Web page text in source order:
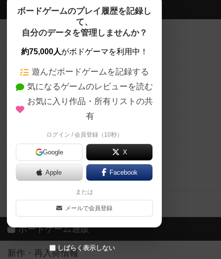
ボードゲームのプレイ履歴を記録し
て、
自分のデータを管理しませんか？
約75,000人がボドゲーマを利用中！
遊んだボードゲームを記録する
気になるゲームのレビューを読む
お気に入り作品・所有リストの共
有
ログイン / 会員登録（10秒）
Google X
Apple Facebook
または
メールで会員登録
しばらく表示しない
ボドゲーマTOP
ボードゲームを検索する
ボードゲームの新着レビュー
ボードゲーム会情報
メカニクス特集
掲示板・トピックス
ボドとも・会員一覧
ボードゲーム業界コラム
ボドゲーマご利用案内
ボードゲーム通販
新作・再入荷情報